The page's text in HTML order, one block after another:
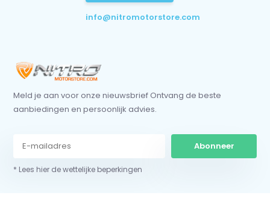
info@nitromotorstore.com
Meld je aan voor onze nieuwsbrief Ontvang de beste
aanbiedingen en persoonlijk advies.
Abonneer
* Lees hier de wettelijke beperkingen